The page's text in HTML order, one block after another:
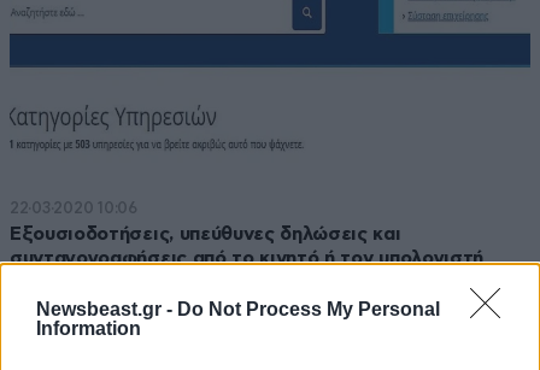
Newsbeast.gr - Do Not Process My Personal
Information
22·03·2020 10:06
Εξουσιοδοτήσεις, υπεύθυνες δηλώσεις και
συνταγογραφήσεις από το κινητό ή τον υπολογιστή